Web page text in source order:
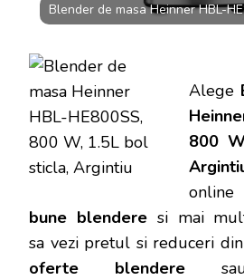
Blender de masa Heinner HBL-
Alege
800
bune blenderesi mai
sa vezi pretul si reduceri din
oferte blendere